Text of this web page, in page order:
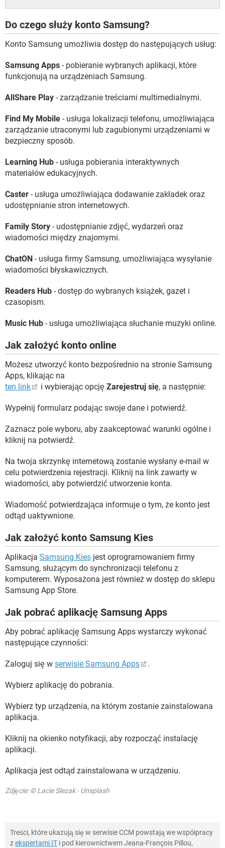
Do czego służy konto Samsung?
Konto Samsung umożliwia dostęp do następujących usług:
Samsung Apps - pobieranie wybranych aplikacji, które
funkcjonują na urządzeniach Samsung.
AllShare Play - zarządzanie treściami multimedialnymi.
Find My Mobile - usługa lokalizacji telefonu, umożliwiająca
zarządzanie utraconymi lub zagubionymi urządzeniami w
bezpieczny sposób.
Learning Hub - usługa pobierania interaktywnych
materiałów edukacyjnych.
Caster - usługa umożliwiająca dodawanie zakładek oraz
udostępnianie stron internetowych.
Family Story - udostępnianie zdjęć, wydarzeń oraz
wiadomości między znajomymi.
ChatON - usługa firmy Samsung, umożliwiająca wysyłanie
wiadomości błyskawicznych.
Readers Hub - dostęp do wybranych książek, gazet i
czasopism.
Music Hub - usługa umożliwiająca słuchanie muzyki online.
Jak założyć konto online
Możesz utworzyć konto bezpośrednio na stronie Samsung
Apps, klikając na
ten link
i wybierając opcję Zarejestruj się, a następnie:
Wypełnij formularz podając swoje dane i potwierdź.
Zaznacz pole wyboru, aby zaakceptować warunki ogólne i
kliknij na potwierdź.
Na twoja skrzynkę internetową zostanie wysłany e-mail w
celu potwierdzenia rejestracji. Kliknij na link zawarty w
wiadomości, aby potwierdzić utworzenie konta.
Wiadomość potwierdzająca informuje o tym, że konto jest
odtąd uaktywnione.
Jak założyć konto Samsung Kies
Aplikacja Samsung Kies jest oprogramowaniem firmy
Samsung, służącym do synchronizacji telefonu z
komputerem. Wyposażona jest również w dostęp do sklepu
Samsung App Store.
Jak pobrać aplikację Samsung Apps
Aby pobrać aplikację Samsung Apps wystarczy wykonać
następujące czynności:
Zaloguj się w serwisie Samsung Apps .
Wybierz aplikację do pobrania.
Wybierz typ urządzenia, na którym zostanie zainstalowana
aplikacja.
Kliknij na okienko notyfikacji, aby rozpocząć instalację
aplikacji.
Aplikacja jest odtąd zainstalowana w urządzeniu.
Zdjęcie: © Lacie Slezak - Unsplash
Treści, które ukazują się w serwisie CCM powstają we współpracy
zekspertami IT i pod kierownictwem Jeana-François Pillou,